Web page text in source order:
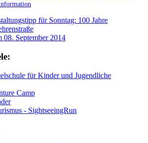
für Sonntag: 100 Jahre
08. September 2014
für Kinder und Jugendliche
Camp
- SightseeingRun